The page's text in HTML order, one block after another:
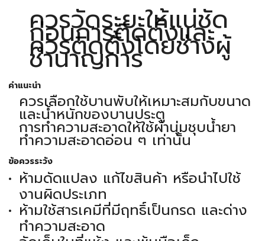
ควรวัดระยะให้แน่ชัด
ก่อนการติดตั้งและ
ควรติดตั้งโดยช่างผู้
ชำนาญการ
คำแนะนำ
ควรเลือกใช้บานพับให้เหมาะสมกับขนาด
และน้ำหนักของบานประตู
การทำความสะอาดให้ใช้ผ้านุ่มชุบน้ำยา
ทำความสะอาดอ่อน ๆ เท่านั้น
ข้อควรระวัง
ห้ามดัดแปลง แก้ไขสินค้า หรือนำไปใช้
งานผิดประเภท
ห้ามใช้สารเคมีที่มีฤทธิ์เป็นกรด และด่าง
ทำความสะอาด